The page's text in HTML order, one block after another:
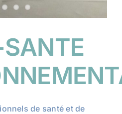
de santé et de